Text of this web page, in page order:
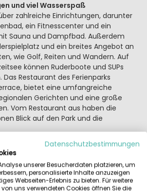
und viel Wasserspaß
zahlreiche Einrichtungen, darunter
ein Fitnesscenter und ein
Sauna und Dampfbad. Außerdem
und ein breites Angebot an
wie Golf, Reiten und Wandern. Auf
können Ruderboote und SUPs
Restaurant des Ferienparks
bietet eine umfangreiche
Gerichten und eine große
Vom Restaurant aus haben die
Blick auf den Park und die
Ferien in Cornwall
Für die kleinen Besucher gibt es ein
mit lustigen Aktivitäten und
Datenschutzbestimmungen
unserer Besucherdaten platzieren, um
personalisierte Inhalte anzuzeigen
Webseiten-Erlebnis zu bieten. Für weitere
uns verwendeten Cookies öffnen Sie die